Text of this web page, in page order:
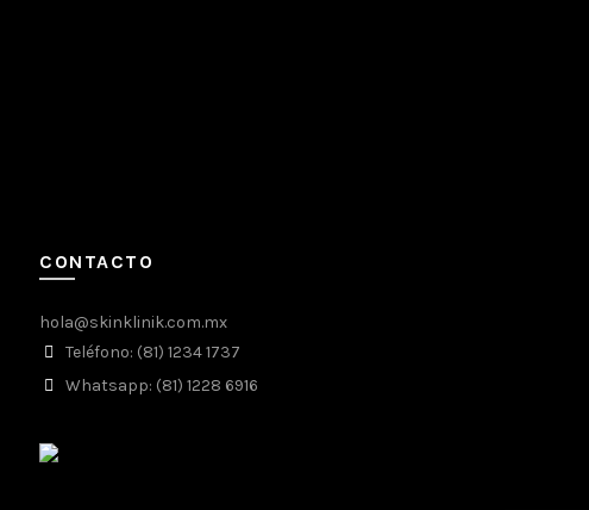
CONTACTO
hola@skinklinik.com.mx
Teléfono: (81) 1234 1737
Whatsapp: (81) 1228 6916